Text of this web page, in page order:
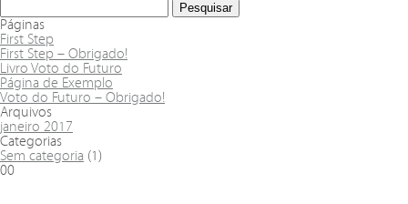
Páginas
First Step
First Step – Obrigado!
Livro Voto do Futuro
Página de Exemplo
Voto do Futuro – Obrigado!
Arquivos
janeiro 2017
Categorias
Sem categoria (1)
00